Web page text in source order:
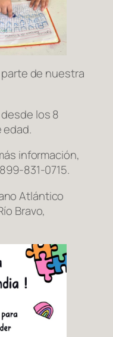
de nuestra
los 8
edad.
información,
831-0715.
Atlántico
Bravo,